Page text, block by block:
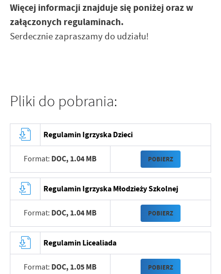
Więcej informacji znajduje się poniżej oraz w
załączonych regulaminach.
Serdecznie zapraszamy do udziału!
Pliki do pobrania:
Regulamin Igrzyska Dzieci
Format: DOC, 1.04 MB POBIERZ
Regulamin Igrzyska Młodzieży Szkolnej
Format: DOC, 1.04 MB POBIERZ
Regulamin Licealiada
Format: DOC, 1.05 MB POBIERZ